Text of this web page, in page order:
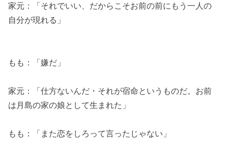
家元：「それでいい、だからこそお前の前にもう一人の
自分が現れる」
もも：「嫌だ」
家元：「仕方ないんだ・それが宿命というものだ。お前
は月島の家の娘として生まれた」
もも：「また恋をしろって言ったじゃない」